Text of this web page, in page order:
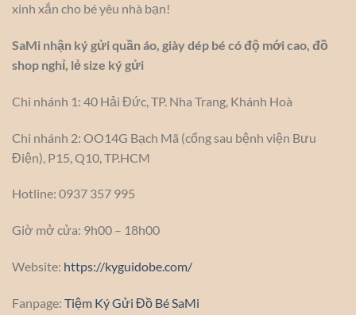
xinh xắn cho bé yêu nhà bạn!
SaMi nhận ký gửi quần áo, giày dép bé có độ mới cao, đồ
shop nghỉ, lẻ size ký gửi
Chi nhánh 1: 40 Hải Đức, TP. Nha Trang, Khánh Hoà
Chi nhánh 2: OO14G Bạch Mã (cổng sau bệnh viện Bưu
Điện), P15, Q10, TP.HCM
Hotline: 0937 357 995
Giờ mở cửa: 9h00 – 18h00
Website: https://kyguidobe.com/
Fanpage: Tiệm Ký Gửi Đồ Bé SaMi